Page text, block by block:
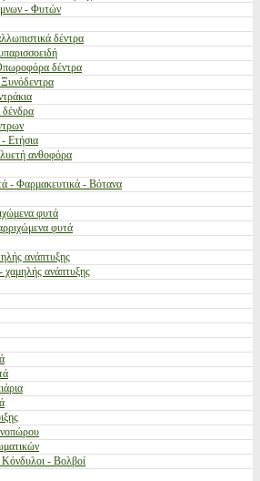
- Φυτών
δέντρα
δέντρα
Ετήσια
ανθοφόρα
- Φαρμακευτικά - Βότανα
φυτά
φυτά
ανάπτυξης
χαμηλής ανάπτυξης
- Βολβοί